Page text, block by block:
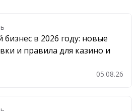
в 2026 году: новые
и правила для казино и
05.08.26